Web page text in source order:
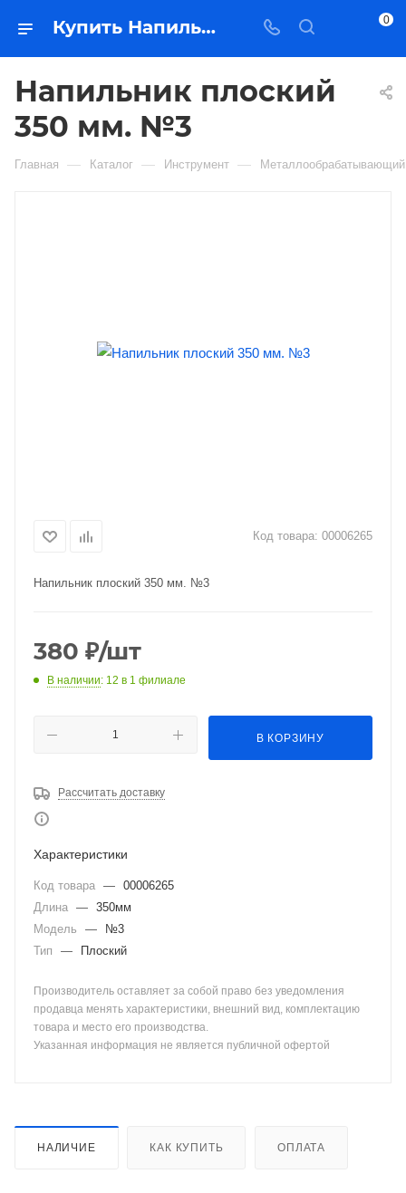
Купить Напильник плоский 350 мм. №3 в Якутске — цена, характеристики, подбор | Востоктехторг 0
Напильник плоский
350 мм. №3
Главная — Каталог — Инструмент — Металлообрабатывающий
Код товара: 00006265
Напильник плоский 350 мм. №3
380 ₽/шт
В наличии: 12 в 1 филиале
В КОРЗИНУ
Рассчитать доставку
Характеристики
Код товара — 00006265
Длина — 350мм
Модель
—
№3
Тип
— Плоский
Производитель оставляет за собой право без уведомления
продавца менять характеристики, внешний вид, комплектацию
товара и место его производства.
Указанная информация не является публичной офертой
НАЛИЧИЕ КАК КУПИТЬ ОПЛАТА